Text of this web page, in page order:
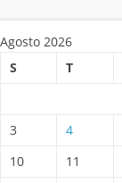
Agosto 2026
S
T
3
4
10
11